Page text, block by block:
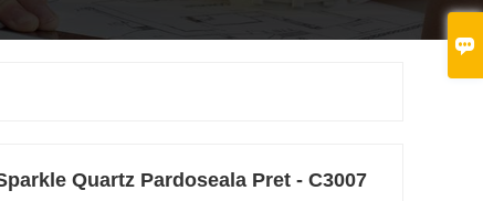

Quartz Pardoseala Pret - C3007